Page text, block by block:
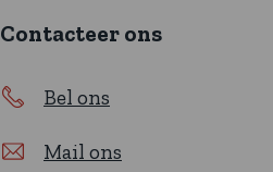
Contacteer ons
Bel ons
Mail ons